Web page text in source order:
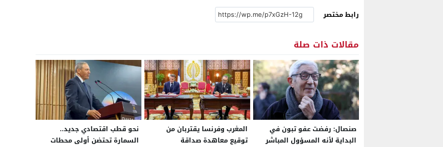
رابط مختصر
مقالات ذات صلة
صنصال: رفضت عفو تبون في
البداية لأنه المسؤول المباشر
المغرب وفرنسا يقتربان من
توقيع معاهدة صداقة
نحو قطب اقتصادي جديد..
السمارة تحتضن أولى محطات